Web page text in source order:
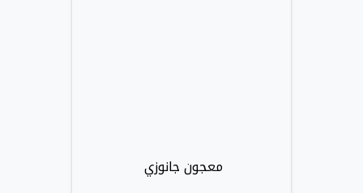
معجون جانوزي